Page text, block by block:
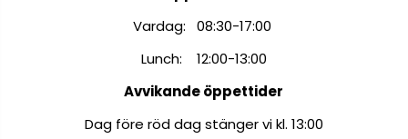
Vardag: 08:30-17:00
Lunch: 12:00-13:00
Avvikande öppettider
Dag före röd dag stänger vi kl. 13:00